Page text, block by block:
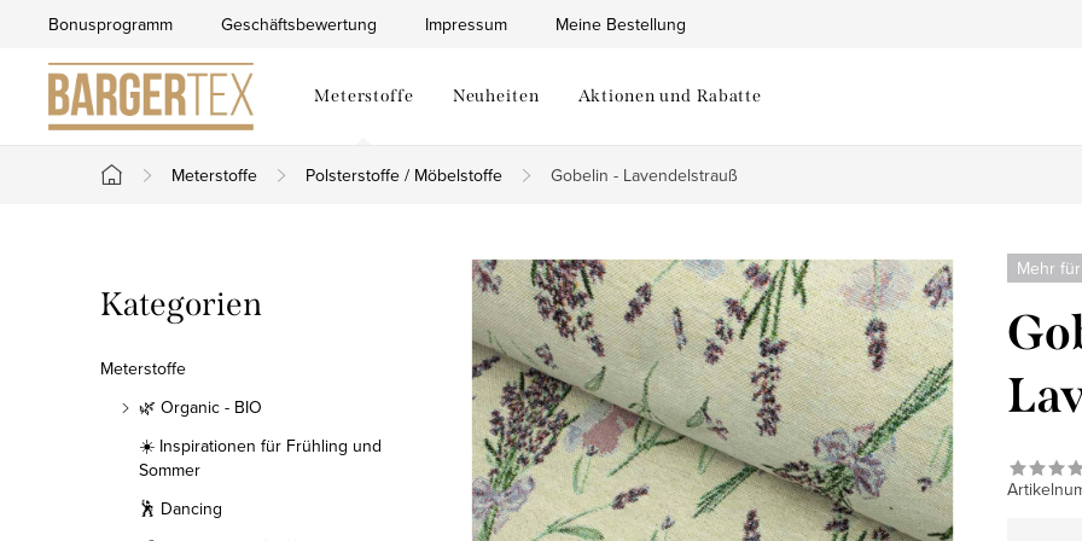
springen
Bonusprogramm Geschäftsbewertung Impressum Meine Bestellung
Meterstoffe Neuheiten Aktionen und Rabatte
Startseite
Meterstoffe Polsterstoffe / Möbelstoffe Gobelin - Lavendelstrauß
e
i
Kategorien
überspringen
Kategorien
Meterstoffe
🌿 Organic - BIO
☀️ Inspirationen für Frühling und
Sommer
🕺 Dancing
Mehr